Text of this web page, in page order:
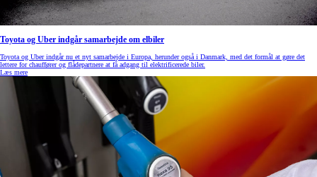
Toyota og Uber indgår samarbejde om elbiler
Toyota og Uber indgår nu et nyt samarbejde i Europa, herunder også i Danmark, med det formål at gøre det
lettere for chauffører og flådepartnere at få adgang til elektrificerede biler.
Læs mere